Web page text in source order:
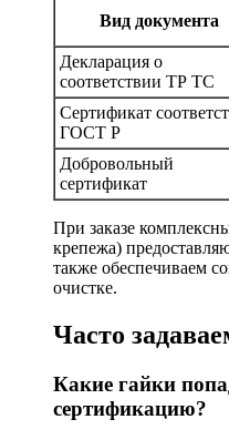
Вид документа
Декларация о
соответствии ТР ТС
Сертификат
ГОСТ Р
Добровольный
сертификат
При заказе
крепежа)
также обеспечиваем
очистке.
Часто
Какие гайки
сертификацию?